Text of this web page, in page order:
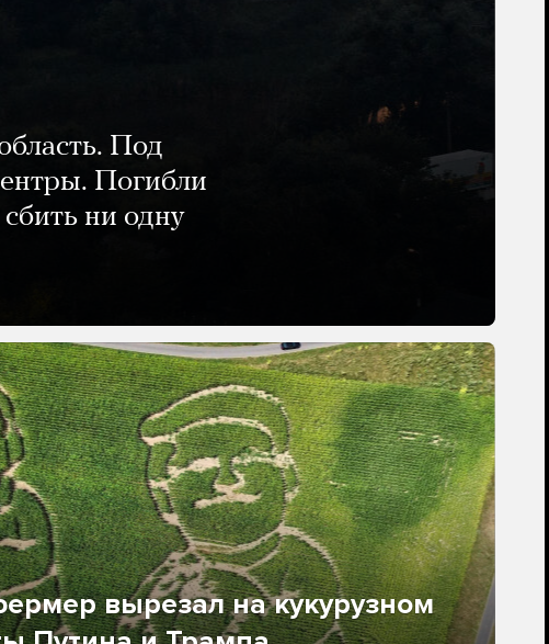
Под
Погибли
ни одну
вырезал на кукурузном